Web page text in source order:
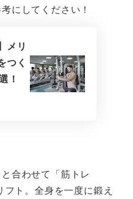
にしてください！
メリ
つく
！
合わせて「筋トレ
ト。全身を一度に鍛え